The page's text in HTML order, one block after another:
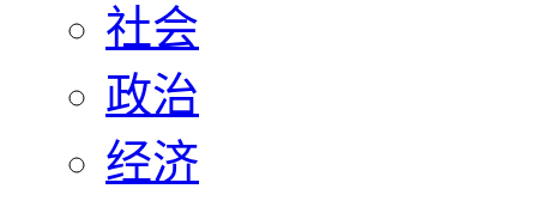
社会
政治
经济